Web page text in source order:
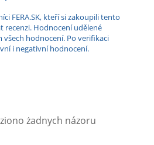
FERA.SK, kteří si zakoupili tento
recenzi. Hodnocení udělené
všech hodnocení. Po verifikaci
i negativní hodnocení.
żadnych názoru